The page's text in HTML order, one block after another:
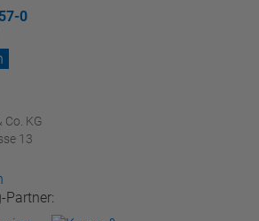
0
KG
13
Partner: